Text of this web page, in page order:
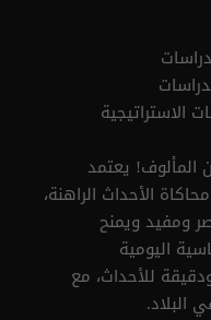
الاستراتيجية
المألوف! يعتمد
الأحداث الراهنة،
ومفيد ويمنح
اليومية
للأحداث، مع
البلاد.